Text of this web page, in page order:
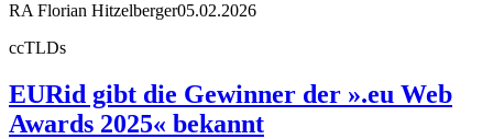
RA Florian Hitzelberger05.02.2026
ccTLDs
EURid gibt die Gewinner der ».eu Web
Awards 2025« bekannt